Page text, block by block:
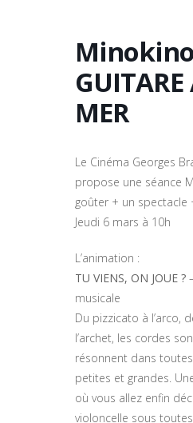
MER
Le Cinéma Georges
propose une séance
goûter + un spectacle
Jeudi 6 mars à 10h
L’animation :
TU VIENS, ON JOUE ?
musicale
Du pizzicato à l’arco,
l’archet, les cordes
résonnent dans
petites et grandes.
où vous allez enfin
violoncelle sous